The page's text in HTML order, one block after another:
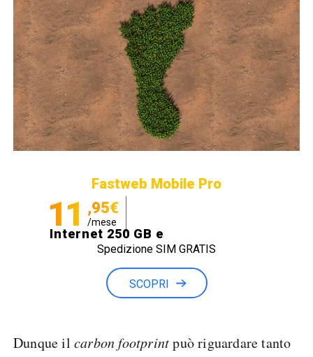
Fastweb Mobile Pro
11 ,95€
/mese
Internet 250 GB e
Minuti illimitati
Spedizione SIM GRATIS
SCOPRI
Dunque il carbon footprintpuò riguardare tanto